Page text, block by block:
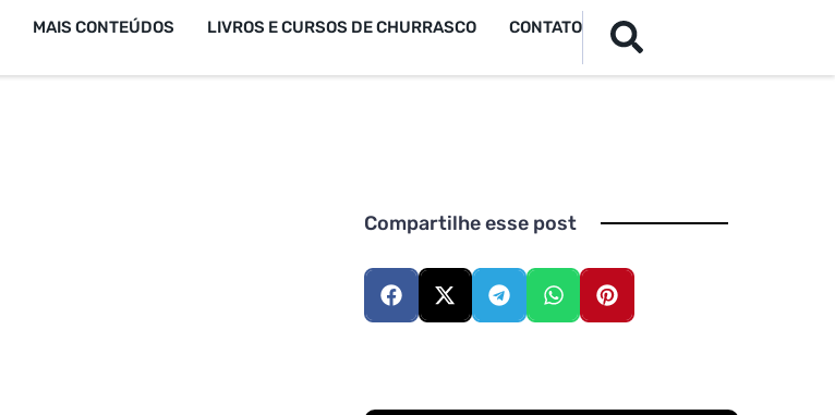
MAIS CONTEÚDOS LIVROS E CURSOS DE CHURRASCO CONTATO
Compartilhe esse post